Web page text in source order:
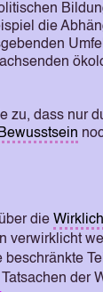
die
zu, dass nur
Bewusstsein
die
verwirklicht
der